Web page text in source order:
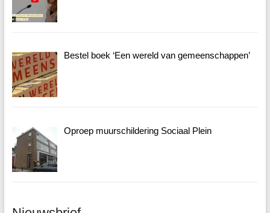
Bestel boek ‘Een wereld van gemeenschappen’
Oproep muurschildering Sociaal Plein